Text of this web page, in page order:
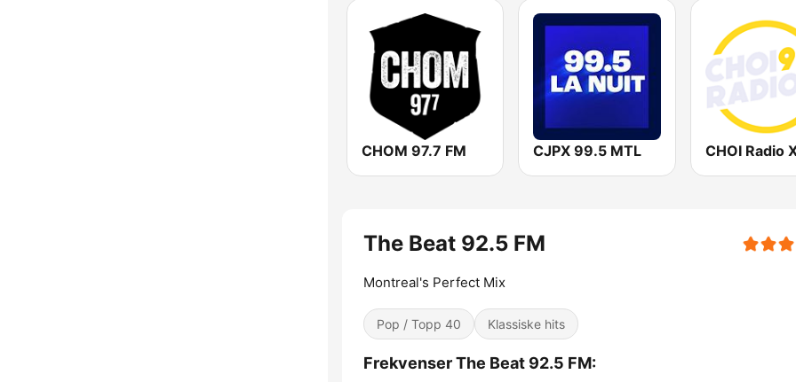
CHOM 97.7 FM CJPX 99.5 MTL
The Beat 92.5 FM
Montreal's Perfect Mix
Pop / Topp 40 Klassiske hits
Frekvenser The Beat 92.5 FM: